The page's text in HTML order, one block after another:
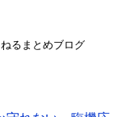
るまとめブログ